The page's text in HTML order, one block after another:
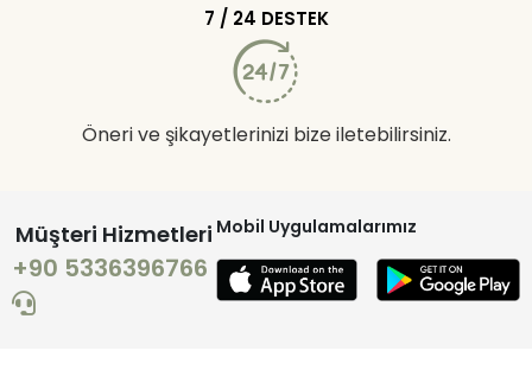
7 / 24 DESTEK
Öneri ve şikayetlerinizi bize iletebilirsiniz.
Müşteri Hizmetleri
+90 5336396766
Mobil Uygulamalarımız